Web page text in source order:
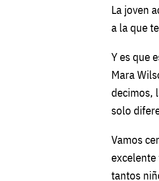
La joven
a la que
Y es que
Mara
decimos,
solo
Vamos
tantos